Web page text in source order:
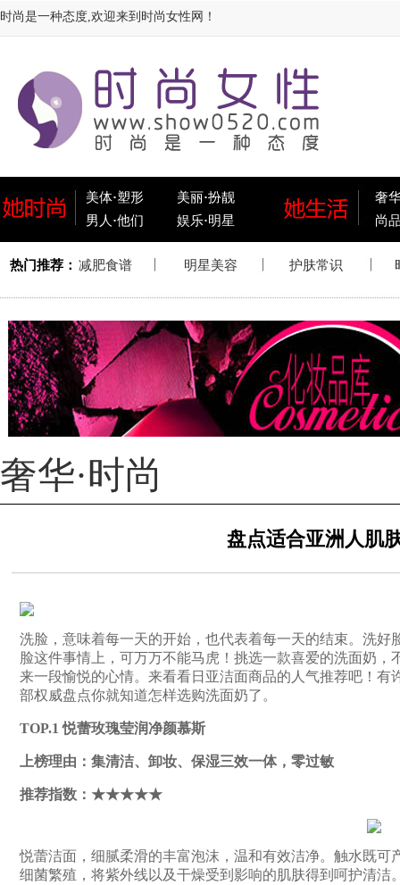
时尚是一种态度,欢迎来到时尚女性网！
美体·塑形 美丽·扮靓
男人 ·他们 娱乐·明星
奢
尚
奢华·时尚
盘点适合亚洲人肌
洗脸，意味着每一天的开始，也代表着每一天的结束。洗
脸这件事情上，可万万不能马虎！挑选一款喜爱的洗面奶
来一段愉悦的心情。来看看日亚洁面商品的人气推荐吧！
部权威盘点你就知道怎样选购洗面奶了。
TOP.1 悦蕾玫瑰莹润净颜慕斯
上榜理由：集清洁、卸妆、保湿三效一体，零过敏
推荐指数：★★★★★
悦蕾洁面，细腻柔滑的丰富泡沫，温和有效洁净。触水既
细菌繁殖，将紫外线以及干燥受到影响的肌肤得到呵护清